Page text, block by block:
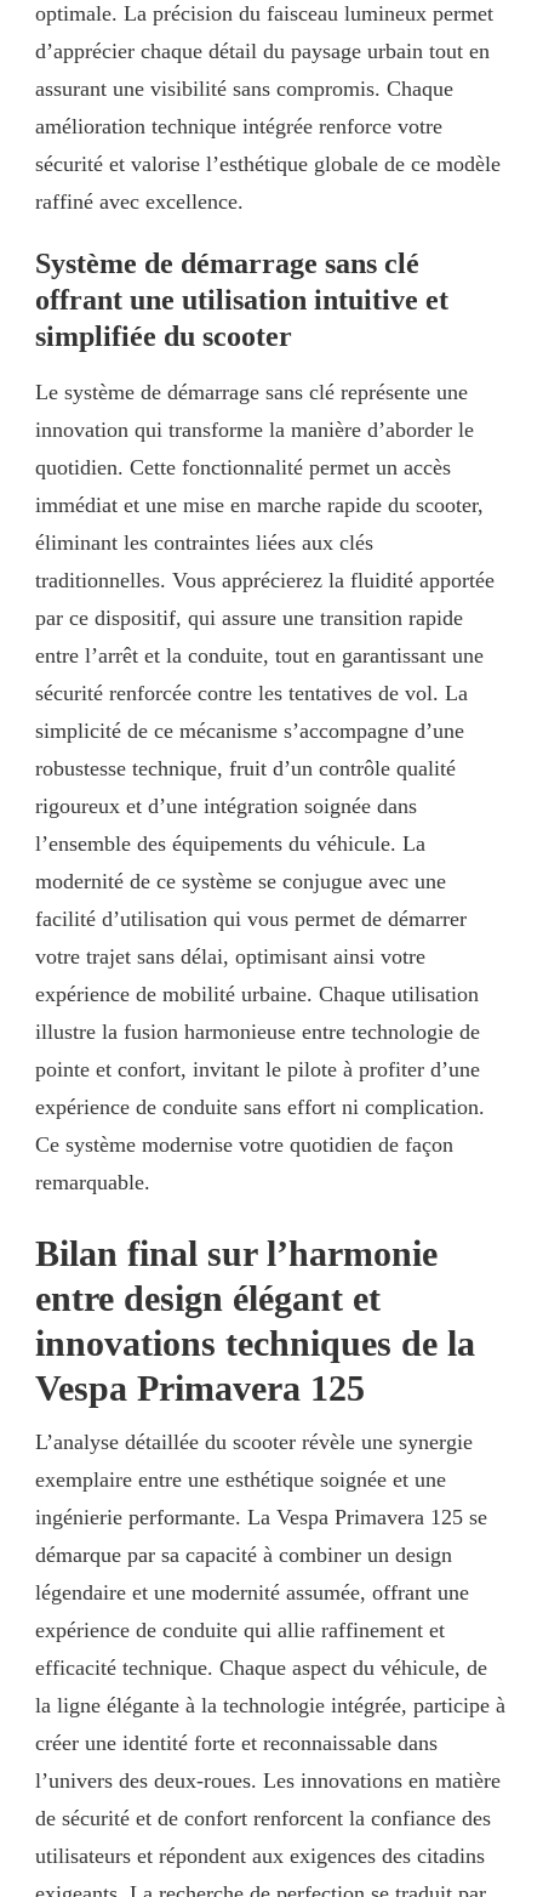
optimale. La précision du faisceau lumineux permet
d’apprécier chaque détail du paysage urbain tout en
assurant une visibilité sans compromis. Chaque
amélioration technique intégrée renforce votre
sécurité et valorise l’esthétique globale de ce modèle
raffiné avec excellence.
Système de démarrage sans clé
offrant une utilisation intuitive et
simplifiée du scooter
Le système de démarrage sans clé représente une
innovation qui transforme la manière d’aborder le
quotidien. Cette fonctionnalité permet un accès
immédiat et une mise en marche rapide du scooter,
éliminant les contraintes liées aux clés
traditionnelles. Vous apprécierez la fluidité apportée
par ce dispositif, qui assure une transition rapide
entre l’arrêt et la conduite, tout en garantissant une
sécurité renforcée contre les tentatives de vol. La
simplicité de ce mécanisme s’accompagne d’une
robustesse technique, fruit d’un contrôle qualité
rigoureux et d’une intégration soignée dans
l’ensemble des équipements du véhicule. La
modernité de ce système se conjugue avec une
facilité d’utilisation qui vous permet de démarrer
votre trajet sans délai, optimisant ainsi votre
expérience de mobilité urbaine. Chaque utilisation
illustre la fusion harmonieuse entre technologie de
pointe et confort, invitant le pilote à profiter d’une
expérience de conduite sans effort ni complication.
Ce système modernise votre quotidien de façon
remarquable.
Bilan final sur l’harmonie
entre design élégant et
innovations techniques de la
Vespa Primavera 125
L’analyse détaillée du scooter révèle une synergie
exemplaire entre une esthétique soignée et une
ingénierie performante. La Vespa Primavera 125 se
démarque par sa capacité à combiner un design
légendaire et une modernité assumée, offrant une
expérience de conduite qui allie raffinement et
efficacité technique. Chaque aspect du véhicule, de
la ligne élégante à la technologie intégrée, participe à
créer une identité forte et reconnaissable dans
l’univers des deux-roues. Les innovations en matière
de sécurité et de confort renforcent la confiance des
utilisateurs et répondent aux exigences des citadins